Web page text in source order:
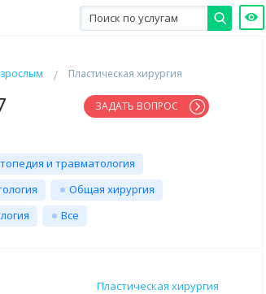
Пластическая хирургия
ЗАДАТЬ ВОПРОС
и травматология
Общая хирургия
Все
Пластическая хирургия